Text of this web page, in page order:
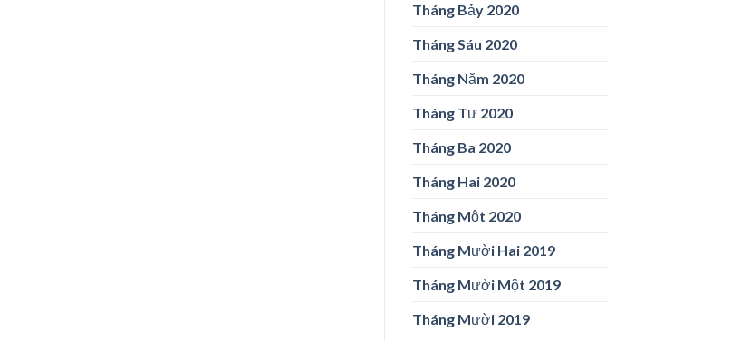
Tháng Bảy 2020
Tháng Sáu 2020
Tháng Năm 2020
Tháng Tư 2020
Tháng Ba 2020
Tháng Hai 2020
Tháng Một 2020
Tháng Mười Hai 2019
Tháng Mười Một 2019
Tháng Mười 2019